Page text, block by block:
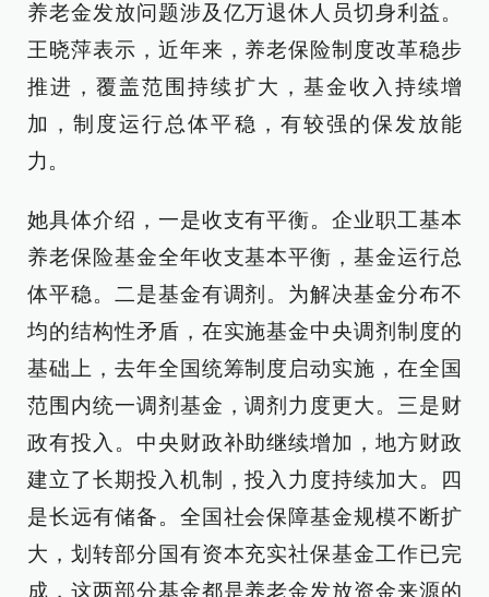
养老金发放问题涉及亿万退休人员切身利益。
王晓萍表示，近年来，养老保险制度改革稳步
推进，覆盖范围持续扩大，基金收入持续增
加，制度运行总体平稳，有较强的保发放能
力。
她具体介绍，一是收支有平衡。企业职工基本
养老保险基金全年收支基本平衡，基金运行总
体平稳。二是基金有调剂。为解决基金分布不
均的结构性矛盾，在实施基金中央调剂制度的
基础上，去年全国统筹制度启动实施，在全国
范围内统一调剂基金，调剂力度更大。三是财
政有投入。中央财政补助继续增加，地方财政
建立了长期投入机制，投入力度持续加大。四
是长远有储备。全国社会保障基金规模不断扩
大，划转部分国有资本充实社保基金工作已完
成，这两部分基金都是养老金发放资金来源的